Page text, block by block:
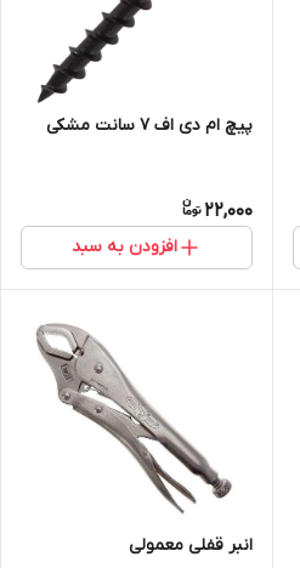
پیچ ام دی اف 7 سانت مشکی
22,000
افزودن به سبد
انبر قفلی معمولی